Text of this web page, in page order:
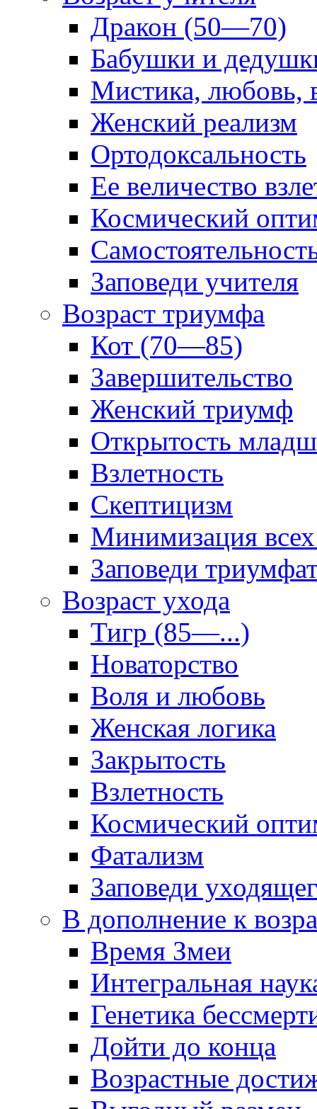
Дракон (50—70)
Бабушки и
Мистика, любовь,
Женский реализм
Ортодоксальность
Ее величество
Космический
Заповеди учителя
Возраст триумфа
Кот (70—85)
Завершительство
Женский триумф
Открытость
Взлетность
Скептицизм
Минимизация
Заповеди
Возраст ухода
Тигр (85—...)
Новаторство
Воля и любовь
Женская логика
Закрытость
Взлетность
Космический
Фатализм
Заповеди
В дополнение к
Время Змеи
Интегральная
Генетика
Дойти до конца
Возрастные